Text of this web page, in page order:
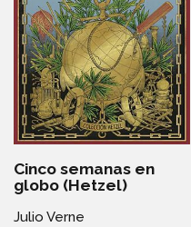
Cinco semanas en
globo (Hetzel)
Julio Verne